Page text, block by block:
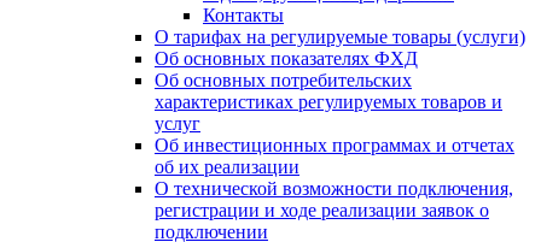
Контакты
О тарифах на регулируемые товары (услуги)
Об основных показателях ФХД
Об основных потребительских
характеристиках регулируемых товаров и
услуг
Об инвестиционных программах и отчетах
об их реализации
О технической возможности подключения,
регистрации и ходе реализации заявок о
подключении